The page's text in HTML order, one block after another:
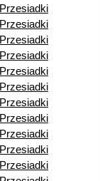
Przesiadki
Przesiadki
Przesiadki
Przesiadki
Przesiadki
Przesiadki
Przesiadki
Przesiadki
Przesiadki
Przesiadki
Przesiadki